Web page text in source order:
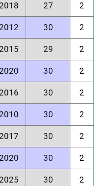
27 2
30 2
29 2
30 2
30 2
30 2
30 2
30 2
30 2